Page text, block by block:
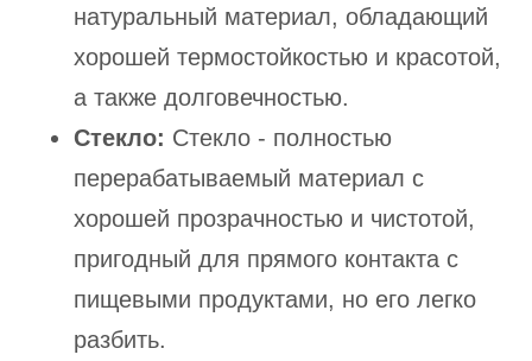
натуральный материал, обладающий
хорошей термостойкостью и красотой,
а также долговечностью.
Стекло: Стекло - полностью
перерабатываемый материал с
хорошей прозрачностью и чистотой,
пригодный для прямого контакта с
пищевыми продуктами, но его легко
разбить.